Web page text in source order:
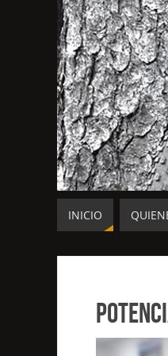
INICIO